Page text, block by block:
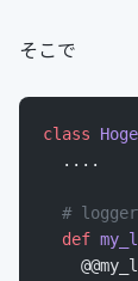
そこで
class Hoge
  ....
  # logger
  def